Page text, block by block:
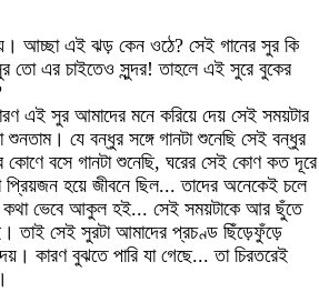
আচ্ছা এই ঝড় কেন ওঠে? সেই গানের সুর কি
তো এর চাইতেও সুন্দর! তাহলে এই সুরে বুকের
এই সুর আমাদের মনে করিয়ে দেয় সেই সময়টার
যে বন্ধুর সঙ্গে গানটা শুনেছি সেই বন্ধুর
কোণে বসে গানটা শুনেছি, ঘরের সেই কোণ কত দূরে
হয়ে জীবনে ছিল... তাদের অনেকেই চলে
কথা ভেবে আকুল হই... সেই সময়টাকে আর ছুঁতে
তাই সেই সুরটা আমাদের প্রচণ্ড ছিঁড়েফুঁড়ে
কারণ বুঝতে পারি যা গেছে... তা চিরতরেই